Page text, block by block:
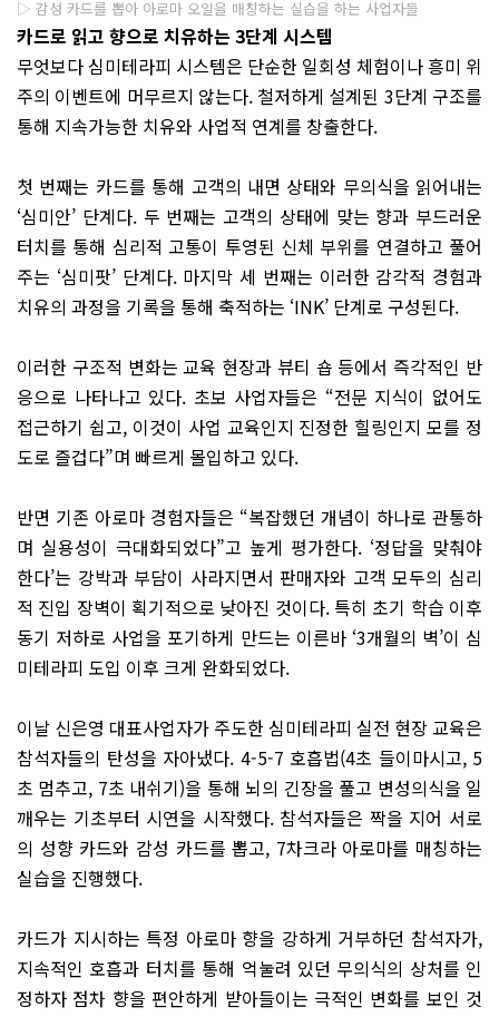
▷ 감성 카드를 뽑아 아로마 오일을 매칭하는 실습을 하는 사업자들
카드로 읽고 향으로 치유하는 3단계 시스템
무엇보다 심미테라피 시스템은 단순한 일회성 체험이나 흥미 위
주의 이벤트에 머무르지 않는다. 철저하게 설계된 3단계 구조를
통해 지속가능한 치유와 사업적 연계를 창출한다.
첫 번째는 카드를 통해 고객의 내면 상태와 무의식을 읽어내는
‘심미안’ 단계다. 두 번째는 고객의 상태에 맞는 향과 부드러운
터치를 통해 심리적 고통이 투영된 신체 부위를 연결하고 풀어
주는 ‘심미팟’ 단계다. 마지막 세 번째는 이러한 감각적 경험과
치유의 과정을 기록을 통해 축적하는 ‘INK’ 단계로 구성된다.
이러한 구조적 변화는 교육 현장과 뷰티 숍 등에서 즉각적인 반
응으로 나타나고 있다. 초보 사업자들은 “전문 지식이 없어도
접근하기 쉽고, 이것이 사업 교육인지 진정한 힐링인지 모를 정
도로 즐겁다”며 빠르게 몰입하고 있다.
반면 기존 아로마 경험자들은 “복잡했던 개념이 하나로 관통하
며 실용성이 극대화되었다”고 높게 평가한다. ‘정답을 맞춰야
한다’는 강박과 부담이 사라지면서 판매자와 고객 모두의 심리
적 진입 장벽이 획기적으로 낮아진 것이다. 특히 초기 학습 이후
동기 저하로 사업을 포기하게 만드는 이른바 ‘3개월의 벽’이 심
미테라피 도입 이후 크게 완화되었다.
이날 신은영 대표사업자가 주도한 심미테라피 실전 현장 교육은
참석자들의 탄성을 자아냈다. 4-5-7 호흡법(4초 들이마시고, 5
초 멈추고, 7초 내쉬기)을 통해 뇌의 긴장을 풀고 변성의식을 일
깨우는 기초부터 시연을 시작했다. 참석자들은 짝을 지어 서로
의 성향 카드와 감성 카드를 뽑고, 7차크라 아로마를 매칭하는
실습을 진행했다.
카드가 지시하는 특정 아로마 향을 강하게 거부하던 참석자가,
지속적인 호흡과 터치를 통해 억눌려 있던 무의식의 상처를 인
정하자 점차 향을 편안하게 받아들이는 극적인 변화를 보인 것